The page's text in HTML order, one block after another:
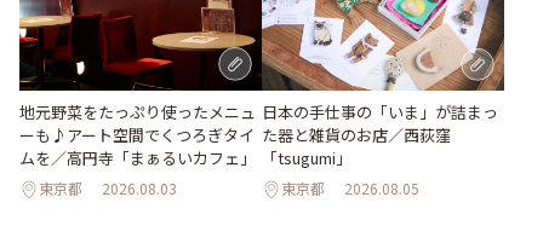
地元野菜をたっぷり使ったメニュ
ーも♪アート空間でくつろぎタイ
ムを／高円寺「まぁるいカフェ」
東京都 2026.08.03
日本の手仕事の「いま」が詰まっ
た器と雑貨のお店／西荻窪
「tsugumi」
東京都 2026.08.05